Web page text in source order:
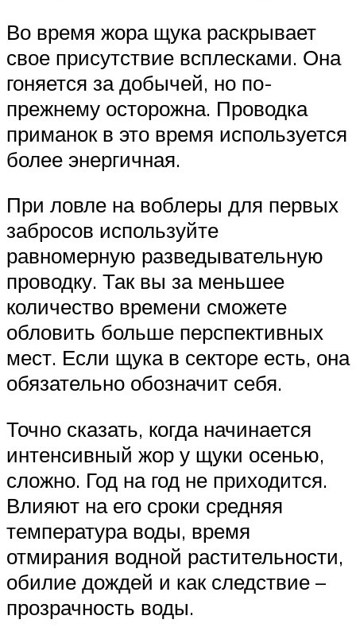
Во время жора щука раскрывает
свое присутствие всплесками. Она
гоняется за добычей, но по-
прежнему осторожна. Проводка
приманок в это время используется
более энергичная.
При ловле на воблеры для первых
забросов используйте
равномерную разведывательную
проводку. Так вы за меньшее
количество времени сможете
обловить больше перспективных
мест. Если щука в секторе есть, она
обязательно обозначит себя.
Точно сказать, когда начинается
интенсивный жор у щуки осенью,
сложно. Год на год не приходится.
Влияют на его сроки средняя
температура воды, время
отмирания водной растительности,
обилие дождей и как следствие –
прозрачность воды.